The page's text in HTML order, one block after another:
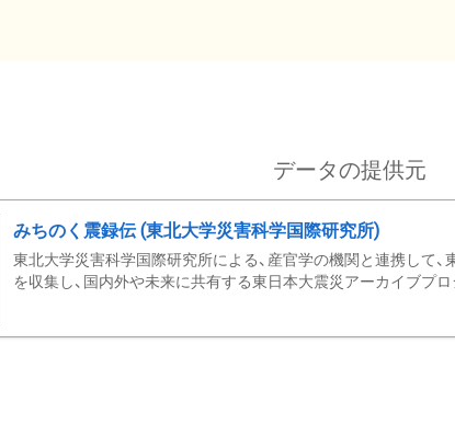
データの提供元
みちのく震録伝 (東北大学災害科学国際研究所)
東北大学災害科学国際研究所による、産官学の機関と連携して、
を収集し、国内外や未来に共有する東日本大震災アーカイブプロ